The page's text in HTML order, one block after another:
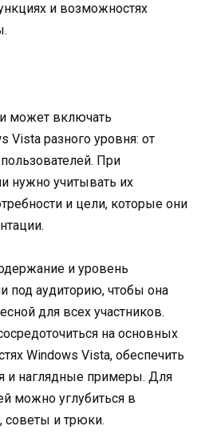
и возможностях
может включать
Vista разного уровня: от
При
нужно учитывать их
и цели, которые они
и уровень
под аудиторию, чтобы она
для всех участников.
на основных
Windows Vista, обеспечить
и наглядные примеры. Для
можно углубиться в
советы и трюки.